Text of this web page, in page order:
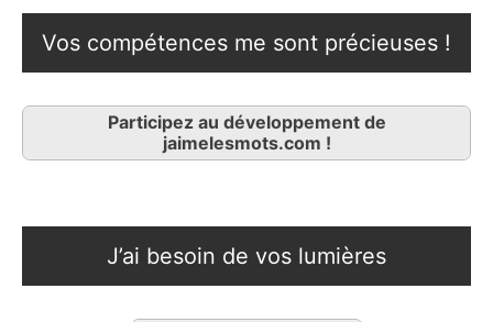
Vos compétences me sont précieuses !
Participez au développement de
jaimelesmots.com !
J’ai besoin de vos lumières